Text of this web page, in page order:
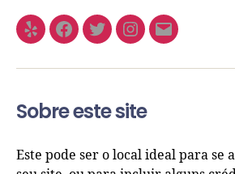
Sobre este site
Este pode ser o local ideal para se